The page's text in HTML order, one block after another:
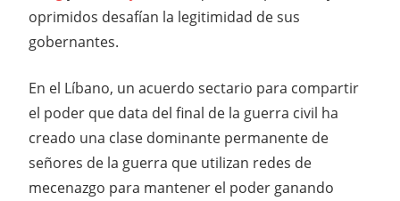
oprimidos desafían la legitimidad de sus
gobernantes.
En el Líbano, un acuerdo sectario para compartir
el poder que data del final de la guerra civil ha
creado una clase dominante permanente de
señores de la guerra que utilizan redes de
mecenazgo para mantener el poder ganando